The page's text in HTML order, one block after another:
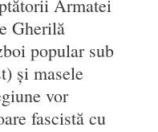
Armatei
Gherilă
popular sub
și masele
vor
fascistă cu